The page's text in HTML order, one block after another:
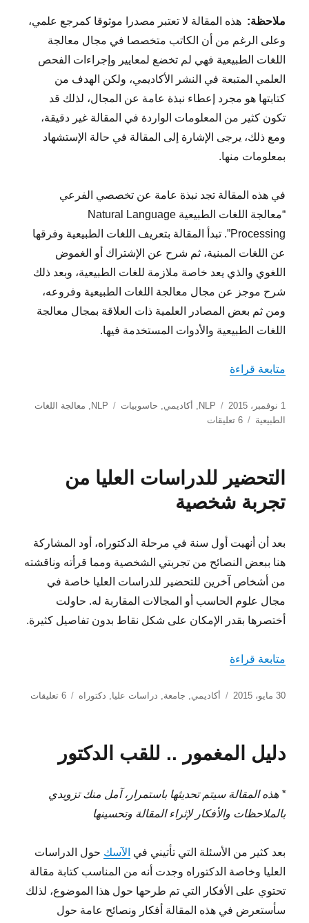
ملاحظة:هذه المقالة لا تعتبر مصدرا موثوقا كمرجع علمي،
وعلى الرغم من أن الكاتب متخصصا في مجال معالجة
اللغات الطبيعية فهي لم تخضع لمعايير وإجراءات الفحص
العلمي المتبعة في النشر الأكاديمي، ولكن الهدف من
كتابتها هو مجرد إعطاء نبذة عامة عن المجال، لذلك قد
تكون كثير من المعلومات الواردة في المقالة غير دقيقة،
ومع ذلك، يرجى الإشارة إلى المقالة في حالة الإستشهاد
بمعلومات منها.
في هذه المقالة تجد نبذة عامة عن تخصصي الفرعي
“معالجة اللغات الطبيعية Natural Language
Processing”. تبدأ المقالة بتعريف اللغات الطبيعية وفرقها
عن اللغات المبنية، ثم شرح عن الإشتراك أو الغموض
اللغوي والذي يعد خاصة ملازمة للغات الطبيعية، وبعد ذلك
شرح موجز عن مجال معالجة اللغات الطبيعية وفروعه،
ومن ثم بعض المصادر العلمية ذات العلاقة بمجال معالجة
اللغات الطبيعية والأدوات المستخدمة فيها.
متابعة قراءة
نُشرت
في
1 نوفمبر، 2015 التصنيفات
NLP
, أكاديمي, حاسوبيات الوسوم
NLP
, معالجة اللغات
الطبيعية
6 تعليقات
NLP
التحضير للدراسات العليا من
تجربة شخصية
بعد أن أنهيت أول سنة في مرحلة الدكتوراه، أود المشاركة
هنا ببعض النصائح من تجربتي الشخصية ومما قرأته وناقشته
من أشخاص آخرين للتحضير للدراسات العليا خاصة في
مجال علوم الحاسب أو المجالات المقاربة له. حاولت
أختصرها بقدر الإمكان على شكل نقاط بدون تفاصيل كثيرة.
متابعة قراءة
نُشرت
30 مايو، 2015 التصنيفات
أكاديمي, جامعة, دراسات عليا, دكتوراه 6 تعليقات
دليل المغمور .. للقب الدكتور
* هذه المقالة سيتم تحديثها باستمرار، آمل منك تزويدي
بالملاحظات والأفكار لإثراء المقالة وتحسينها
بعد كثير من الأسئلة التي تأتيني في الآسك حول الدراسات
العليا وخاصة الدكتوراه وجدت أنه من المناسب كتابة مقالة
تحتوي على الأفكار التي تم طرحها حول هذا الموضوع، لذلك
سأستعرض في هذه المقالة أفكار ونصائح عامة حول